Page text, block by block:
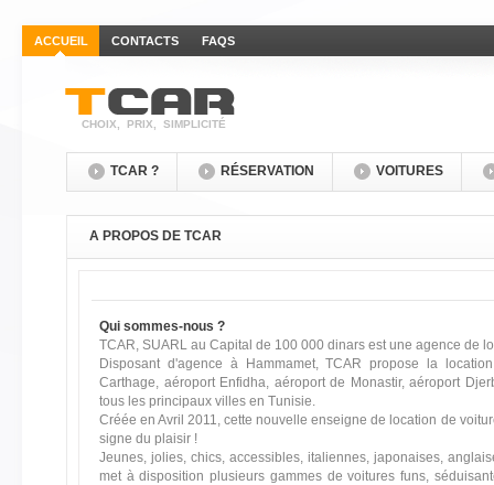
ACCUEIL CONTACTS FAQS
CHOIX, PRIX, SIMPLICITÉ
TCAR ? RÉSERVATION VOITURES
A PROPOS DE TCAR
Qui sommes-nous ?
TCAR, SUARL au Capital de 100 000 dinars est une agence de
Disposant d'agence à Hammamet, TCAR propose la
Carthage, aéroport Enfidha, aéroport de Monastir, aéroport
tous les principaux villes en Tunisie.
Créée en Avril 2011, cette nouvelle enseigne de location de
signe du plaisir !
Jeunes, jolies, chics, accessibles, italiennes, japonaises,
met à disposition plusieurs gammes de voitures funs,